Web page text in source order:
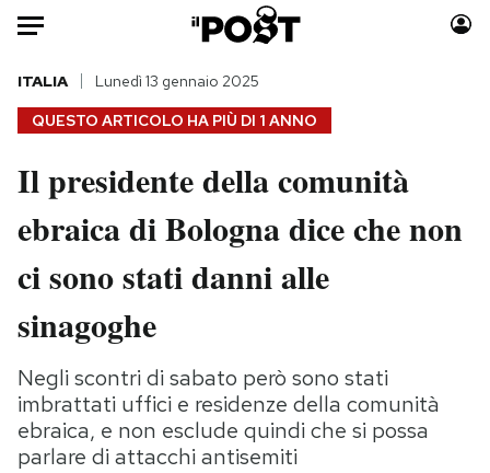
Auto
HOME
Italia
Politica
Tecnologia
Scienza
Cultura
Economia
Sport
Moda
Consumismi
Storie/Idee
Europa
Altrecose
Mondiali calcio 2026
QUESTO ARTICOLO HA PIÙ DI 1 ANNO
ITALIA Lunedì 13 gennaio 2025
Il presidente della comunità
ebraica di Bologna dice che non
ci sono stati danni alle
sinagoghe
Negli scontri di sabato però sono stati
imbrattati uffici e residenze della comunità
ebraica, e non esclude quindi che si possa
parlare di attacchi antisemiti